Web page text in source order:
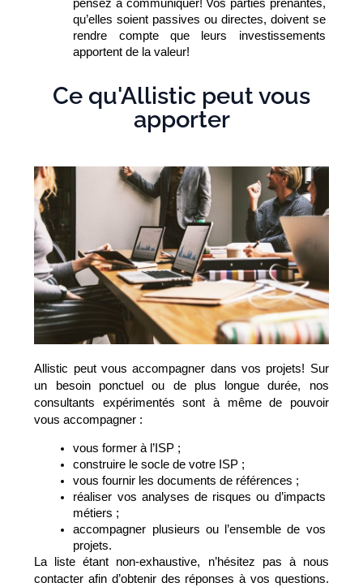
pensez à communiquer! Vos parties prenantes,
qu’elles soient passives ou directes, doivent se
rendre compte que leurs investissements
apportent de la valeur!
Ce qu'Allistic peut vous
apporter
Allistic peut vous accompagner dans vos projets! Sur
un besoin ponctuel ou de plus longue durée, nos
consultants expérimentés sont à même de pouvoir
vous accompagner :
vous former à l’ISP ;
construire le socle de votre ISP ;
vous fournir les documents de références ;
réaliser vos analyses de risques ou d’impacts
métiers ;
accompagner plusieurs ou l’ensemble de vos
projets.
La liste étant non-exhaustive, n’hésitez pas à nous
contacter afin d’obtenir des réponses à vos questions.